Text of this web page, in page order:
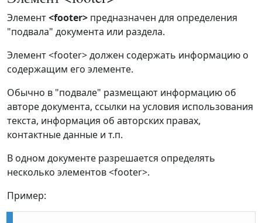
Элемент<footer> предназначен для определения
"подвала" документа или раздела.
Элемент <footer> должен содержать информацию о
содержащим его элементе.
Обычно в "подвале" размещают информацию об
авторе документа, ссылки на условия использования
текста, информация об авторских правах,
контактные данные и т.п.
В одном документе разрешается определять
несколько элементов <footer>.
Пример: